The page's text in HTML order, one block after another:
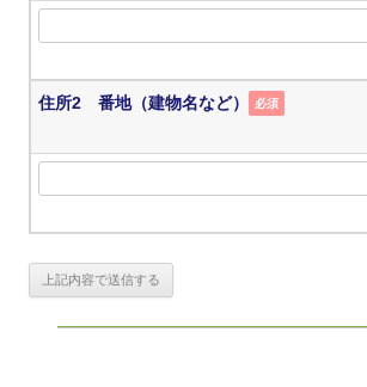
住所2 番地（建物名など） 必須